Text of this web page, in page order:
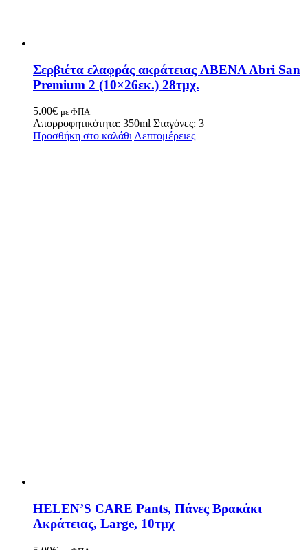
Σερβιέτα ελαφράς ακράτειας ABENA Abri San
Premium 2 (10×26εκ.) 28τμχ.
5.00€ με ΦΠΑ
Απορροφητικότητα: 350ml Σταγόνες: 3
Προσθήκη στο καλάθι Λεπτομέρειες
HELEN’S CARE Pants, Πάνες Βρακάκι
Ακράτειας, Large, 10τμχ